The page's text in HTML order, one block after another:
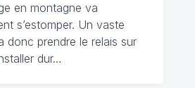
en montagne va
s’estomper. Un vaste
donc prendre le relais sur
dur…